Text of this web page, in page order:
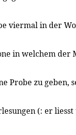
viermal in der
in welchem der
Probe zu geben,
(: er liesst